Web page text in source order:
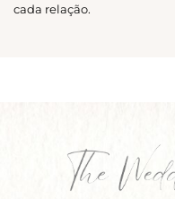
cada relação.